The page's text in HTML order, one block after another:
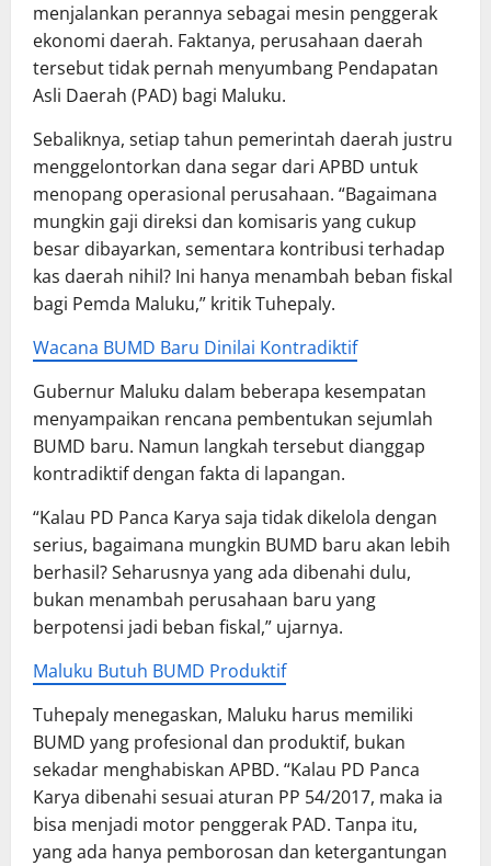
menjalankan perannya sebagai mesin penggerak
ekonomi daerah. Faktanya, perusahaan daerah
tersebut tidak pernah menyumbang Pendapatan
Asli Daerah (PAD) bagi Maluku.
Sebaliknya, setiap tahun pemerintah daerah justru
menggelontorkan dana segar dari APBD untuk
menopang operasional perusahaan. “Bagaimana
mungkin gaji direksi dan komisaris yang cukup
besar dibayarkan, sementara kontribusi terhadap
kas daerah nihil? Ini hanya menambah beban fiskal
bagi Pemda Maluku,” kritik Tuhepaly.
Wacana BUMD Baru Dinilai Kontradiktif
Gubernur Maluku dalam beberapa kesempatan
menyampaikan rencana pembentukan sejumlah
BUMD baru. Namun langkah tersebut dianggap
kontradiktif dengan fakta di lapangan.
“Kalau PD Panca Karya saja tidak dikelola dengan
serius, bagaimana mungkin BUMD baru akan lebih
berhasil? Seharusnya yang ada dibenahi dulu,
bukan menambah perusahaan baru yang
berpotensi jadi beban fiskal,” ujarnya.
Maluku Butuh BUMD Produktif
Tuhepaly menegaskan, Maluku harus memiliki
BUMD yang profesional dan produktif, bukan
sekadar menghabiskan APBD. “Kalau PD Panca
Karya dibenahi sesuai aturan PP 54/2017, maka ia
bisa menjadi motor penggerak PAD. Tanpa itu,
yang ada hanya pemborosan dan ketergantungan